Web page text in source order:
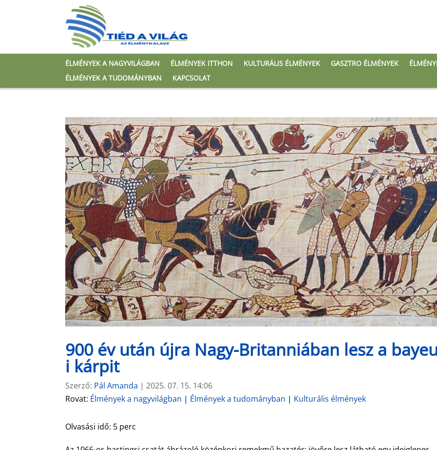
ÉLMÉNYEK A NAGYVILÁGBAN ÉLMÉNYEK ITTHON KULTURÁLIS ÉLMÉNYEK GASZTRO ÉLMÉNYEK
ÉLMÉNYEK A TUDOMÁNYBAN
KAPCSOLAT
900 év után újra Nagy-Britanniában lesz a
i kárpit
Szerző: Pál Amanda |2025. 07. 15. 14:06
Rovat: Élmények a nagyvilágban | Élmények a tudományban | Kulturális élmények
Olvasási idő: 5 perc